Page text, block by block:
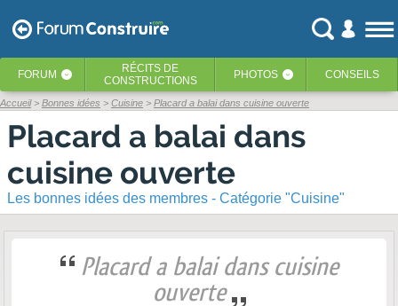
FORUM ‹ RÉCITS DE
CONSTRUCTIONS
PHOTOS ‹ CONSEILS
Accueil Bonnes idées Cuisine Placard a balai dans cuisine ouverte
Placard a balai dans
cuisine ouverte
Les bonnes idées des membres - Catégorie "Cuisine"
Placard a balai dans cuisine
ouverte